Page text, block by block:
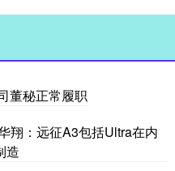
董秘正常履职
翔：远征A3包括Ultra在内
造